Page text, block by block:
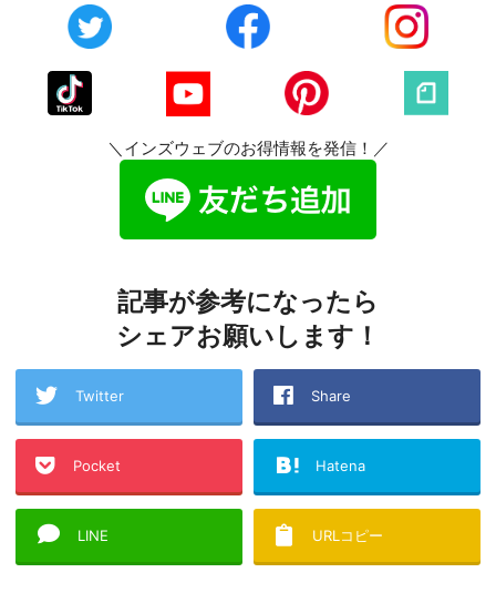
＼インズウェブのお得情報を発信！／
記事が参考になったら
シェアお願いします！
Twitter Share
Pocket Hatena
LINE URLコピー